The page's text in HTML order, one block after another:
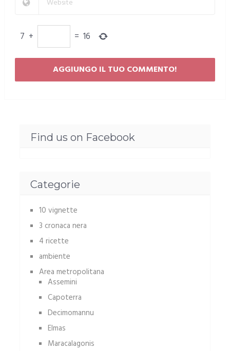
7 + = 16
Find us on Facebook
Categorie
10 vignette
3 cronaca nera
4 ricette
ambiente
Area metropolitana
Assemini
Capoterra
Decimomannu
Elmas
Maracalagonis